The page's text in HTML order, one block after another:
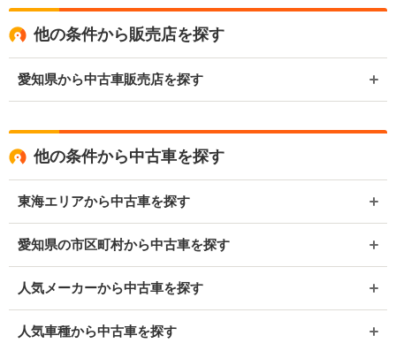
他の条件から販売店を探す
愛知県から中古車販売店を探す
他の条件から中古車を探す
東海エリアから中古車を探す
愛知県の市区町村から中古車を探す
人気メーカーから中古車を探す
人気車種から中古車を探す